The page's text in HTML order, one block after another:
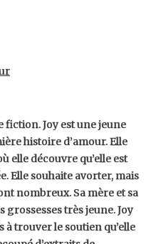
fiction. Joy est une jeune
histoire d’amour. Elle
elle découvre qu’elle est
Elle souhaite avorter, mais
nombreux. Sa mère et sa
très jeune. Joy
trouver le soutien qu’elle